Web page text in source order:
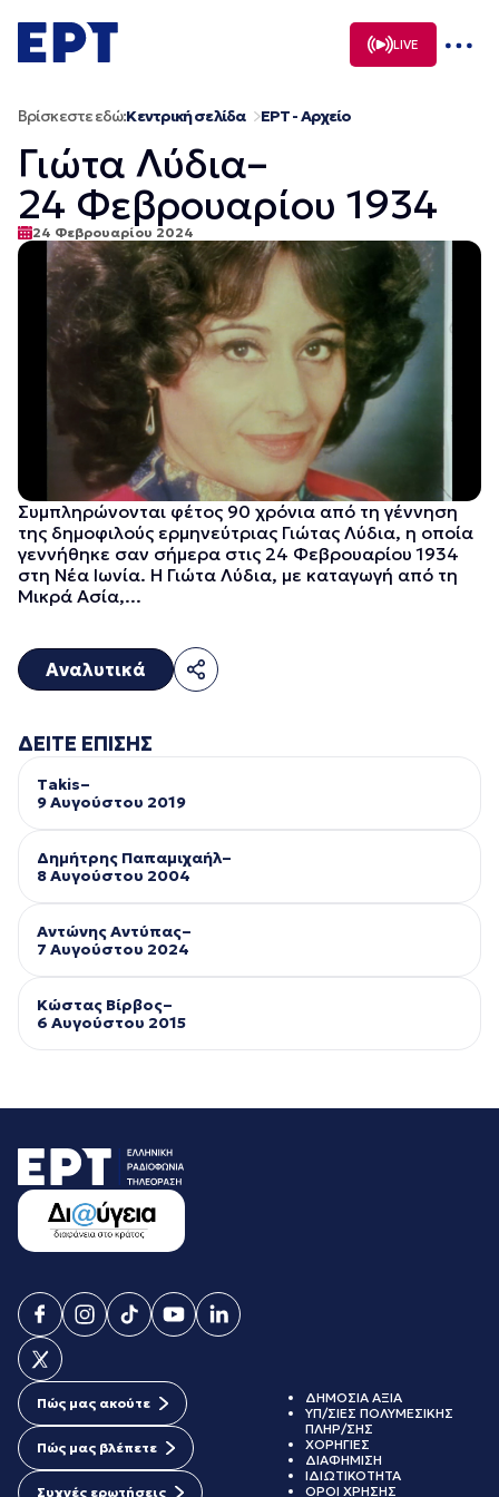
σε
περιεχόμενο
LIVE
Βρίσκεστε εδώ:Κεντρική σελίδα ΕΡΤ - Αρχείο
Γιώτα Λύδια–
24 Φεβρουαρίου 1934
24 Φεβρουαρίου 2024
Συμπληρώνονται φέτος 90 χρόνια από τη γέννηση
της δημοφιλούς ερμηνεύτριας Γιώτας Λύδια, η οποία
γεννήθηκε σαν σήμερα στις 24 Φεβρουαρίου 1934
στη Νέα Ιωνία. Η Γιώτα Λύδια, με καταγωγή από τη
Μικρά Ασία,...
Αναλυτικά
ΔΕΙΤΕ ΕΠΙΣΗΣ
Takis–
9 Αυγούστου 2019
Δημήτρης Παπαμιχαήλ–
8 Αυγούστου 2004
Αντώνης Αντύπας–
7 Αυγούστου 2024
Κώστας Βίρβος–
6 Αυγούστου 2015
Πώς μας ακούτε
Πώς μας βλέπετε
Συχνές ερωτήσεις
ΔΗΜΟΣΙΑ ΑΞΙΑ
ΥΠ/ΣΙΕΣ ΠΟΛΥΜΕΣΙΚΗΣ
ΠΛΗΡ/ΣΗΣ
ΧΟΡΗΓΙΕΣ
ΔΙΑΦΗΜΙΣΗ
ΙΔΙΩΤΙΚΟΤΗΤΑ
ΟΡΟΙ ΧΡΗΣΗΣ